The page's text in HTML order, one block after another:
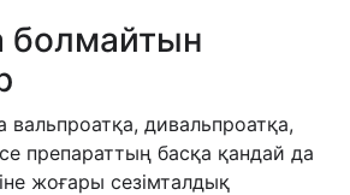
болмайтын
дивальпроатқа,
препараттың басқа қандай да
жоғары сезімталдық